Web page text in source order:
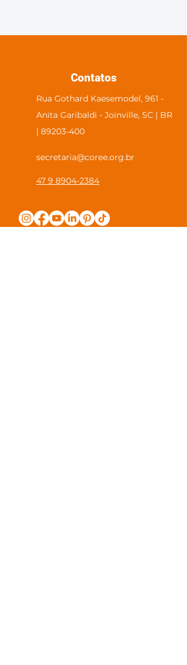
Contatos
Rua Gothard Kaesemodel, 961 -
Anita Garibaldi - Joinville, SC | BR
| 89203-400
secretaria@coree.org.br
47 9 8904-2384